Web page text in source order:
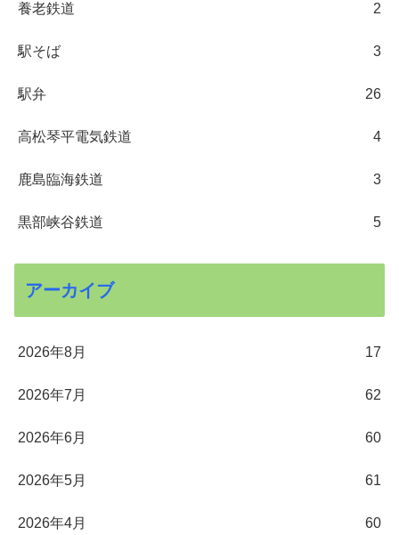
養老鉄道 2
駅そば 3
駅弁 26
高松琴平電気鉄道 4
鹿島臨海鉄道 3
黒部峡谷鉄道 5
アーカイブ
2026年8月 17
2026年7月 62
2026年6月 60
2026年5月 61
2026年4月 60